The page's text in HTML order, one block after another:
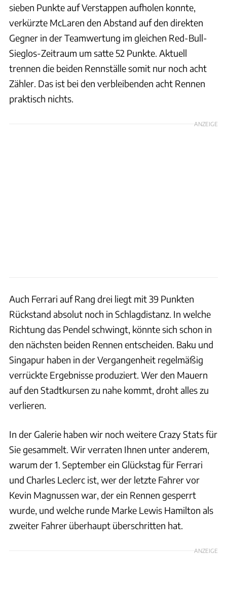
sieben Punkte auf Verstappen aufholen konnte,
verkürzte McLaren den Abstand auf den direkten
Gegner in der Teamwertung im gleichen Red-Bull-
Sieglos-Zeitraum um satte 52 Punkte. Aktuell
trennen die beiden Rennställe somit nur noch acht
Zähler. Das ist bei den verbleibenden acht Rennen
praktisch nichts.
ANZEIGE
Auch Ferrari auf Rang drei liegt mit 39 Punkten
Rückstand absolut noch in Schlagdistanz. In welche
Richtung das Pendel schwingt, könnte sich schon in
den nächsten beiden Rennen entscheiden. Baku und
Singapur haben in der Vergangenheit regelmäßig
verrückte Ergebnisse produziert. Wer den Mauern
auf den Stadtkursen zu nahe kommt, droht alles zu
verlieren.
In der Galerie haben wir noch weitere Crazy Stats für
Sie gesammelt. Wir verraten Ihnen unter anderem,
warum der 1. September ein Glückstag für Ferrari
und Charles Leclerc ist, wer der letzte Fahrer vor
Kevin Magnussen war, der ein Rennen gesperrt
wurde, und welche runde Marke Lewis Hamilton als
zweiter Fahrer überhaupt überschritten hat.
ANZEIGE